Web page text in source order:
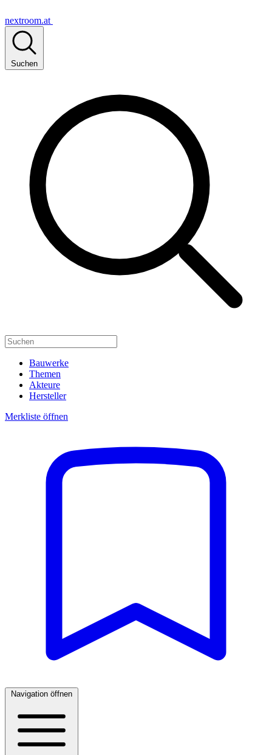
nextroom.at
Suchen
Bauwerke
Themen
Akteure
Hersteller
Merkliste öffnen
Navigation öffnen